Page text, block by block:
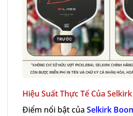
Hiệu Suất Thực Tế Của
Điểm nổi bật của Selkirk